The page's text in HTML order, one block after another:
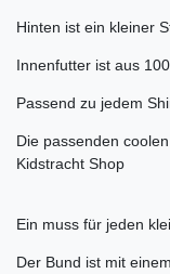
Hinten ist ein kleiner
Innenfutter ist aus
Passend zu jedem
Die passenden
Kidstracht Shop
Ein muss für jeden
Der Bund ist mit